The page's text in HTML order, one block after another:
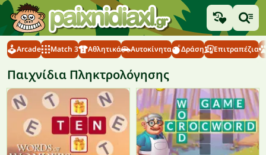
Arcade Match 3 Αθλητικά Αυτοκίνητα Δράση Επιτραπέζια
Παιχνίδια Πληκτρολόγησης